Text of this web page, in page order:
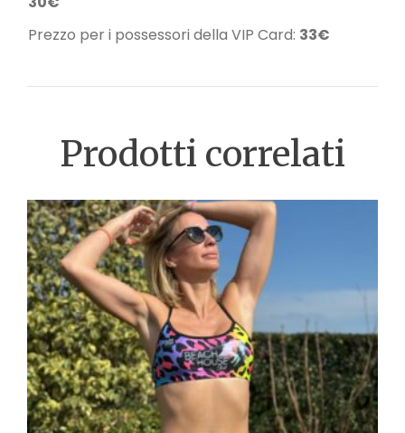
Prezzo per i possessori della VIP Card: 33€
Prodotti correlati